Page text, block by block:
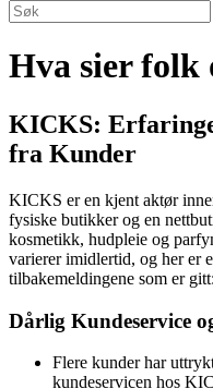
Hva sier folk
KICKS:
fra Kunder
KICKS er en kjent aktør
fysiske butikker og en
kosmetikk, hudpleie og
varierer imidlertid, og her er
tilbakemeldingene som er gitt:
Dårlig Kundeservice
Flere kunder har
kundeservicen hos